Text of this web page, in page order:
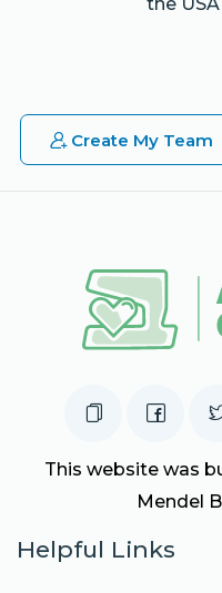
Create My Team
This website was
Mendel
Helpful Links